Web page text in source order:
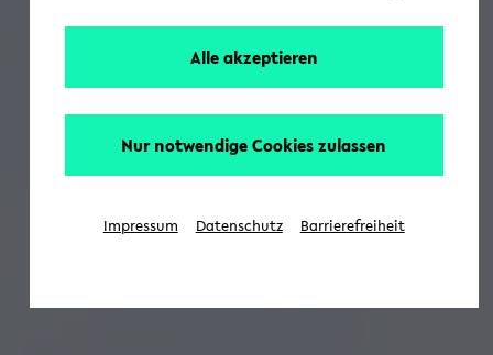
Alle akzeptieren
Nur notwendige Cookies zulassen
Impressum Datenschutz Barrierefreiheit